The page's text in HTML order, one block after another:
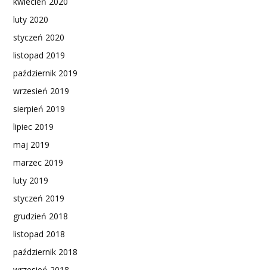
luty 2020
styczeń 2020
listopad 2019
październik 2019
wrzesień 2019
sierpień 2019
lipiec 2019
maj 2019
marzec 2019
luty 2019
styczeń 2019
grudzień 2018
listopad 2018
październik 2018